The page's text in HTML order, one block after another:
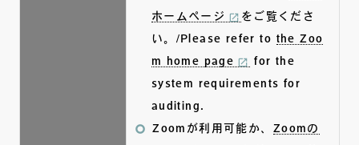
ホームページ
をご覧くださ
い。/Please refer to the Zoo
m home page
for the
system requirements for
auditing.
Zoomが利用可能か、 Zoomの